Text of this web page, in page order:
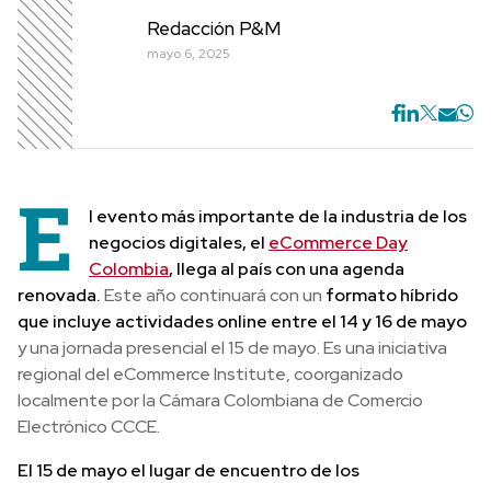
Redacción P&M
mayo 6, 2025
E
l evento más importante de la industria de los
negocios digitales, el eCommerce Day
Colombia, llega al país con una agenda
renovada.Este año continuará con un formato híbrido
que incluye actividades online entre el 14 y 16 de mayo
y una jornada presencial el 15 de mayo. Es una iniciativa
regional del eCommerce Institute, coorganizado
localmente por la Cámara Colombiana de Comercio
Electrónico CCCE.
El 15 de mayo el lugar de encuentro de los